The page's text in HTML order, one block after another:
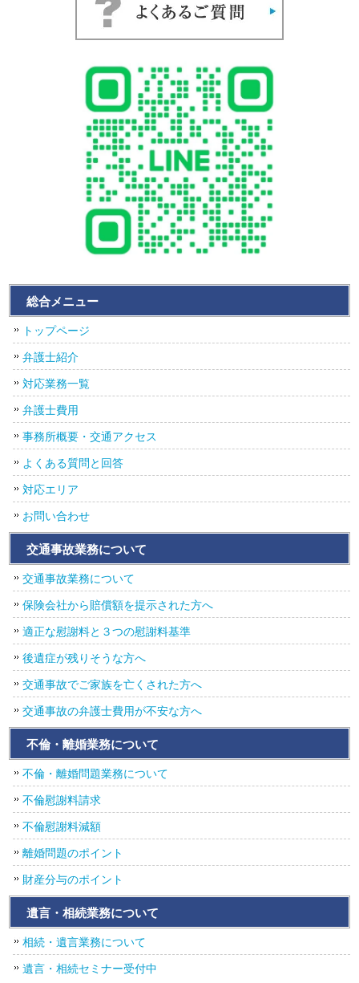
総合メニュー
トップページ
弁護士紹介
対応業務一覧
弁護士費用
事務所概要・交通アクセス
よくある質問と回答
対応エリア
お問い合わせ
交通事故業務について
交通事故業務について
保険会社から賠償額を提示された方へ
適正な慰謝料と３つの慰謝料基準
後遺症が残りそうな方へ
交通事故でご家族を亡くされた方へ
交通事故の弁護士費用が不安な方へ
不倫・離婚業務について
不倫・離婚問題業務について
不倫慰謝料請求
不倫慰謝料減額
離婚問題のポイント
財産分与のポイント
遺言・相続業務について
相続・遺言業務について
遺言・相続セミナー受付中